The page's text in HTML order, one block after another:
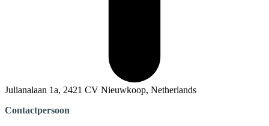
Julianalaan 1a, 2421 CV Nieuwkoop, Netherlands
Contactpersoon